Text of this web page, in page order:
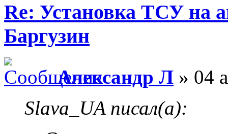
Re: Установка ТСУ на
Баргузин
Александр Л » 04
Slava_UA писал(а):